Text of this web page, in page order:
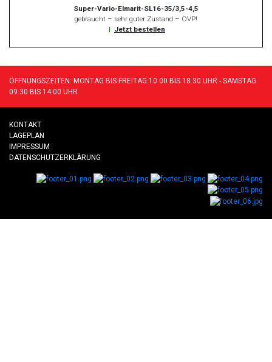
Super-Vario-Elmarit-SL16-35/3,5-4,5
gebraucht – sehr guter Zustand – OVP!
| Jetzt bestellen
ÖFFNUNGSZEITEN: MONTAG BIS FREITAG 10.00 BIS 18.30 UHR - SAMSTAG
09.30 BIS 14.00 UHR
KONTAKT
LAGEPLAN
IMPRESSUM
DATENSCHUTZERKLÄRUNG